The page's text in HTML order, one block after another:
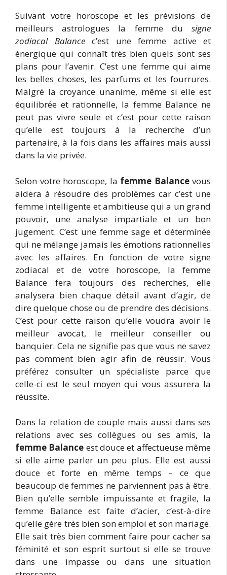
Suivant votre horoscope et les prévisions de
meilleurs astrologues la femme du signe
zodiacal Balancec’est une femme active et
énergique qui connaît très bien quels sont ses
plans pour l’avenir. C’est une femme qui aime
les belles choses, les parfums et les fourrures.
Malgré la croyance unanime, même si elle est
équilibrée et rationnelle, la femme Balance ne
peut pas vivre seule et c’est pour cette raison
qu’elle est toujours à la recherche d’un
partenaire, à la fois dans les affaires mais aussi
dans la vie privée.
Selon votre horoscope, la femme Balancevous
aidera à résoudre des problèmes car c’est une
femme intelligente et ambitieuse qui a un grand
pouvoir, une analyse impartiale et un bon
jugement. C’est une femme sage et déterminée
qui ne mélange jamais les émotions rationnelles
avec les affaires. En fonction de votre signe
zodiacal et de votre horoscope, la femme
Balance fera toujours des recherches, elle
analysera bien chaque détail avant d’agir, de
dire quelque chose ou de prendre des décisions.
C’est pour cette raison qu’elle voudra avoir le
meilleur avocat, le meilleur conseiller ou
banquier. Cela ne signifie pas que vous ne savez
pas comment bien agir afin de réussir. Vous
préférez consulter un spécialiste parce que
celle-ci est le seul moyen qui vous assurera la
réussite.
Dans la relation de couple mais aussi dans ses
relations avec ses collègues ou ses amis, la
femme Balance est douce et affectueuse même
si elle aime parler un peu plus. Elle est aussi
douce et forte en même temps – ce que
beaucoup de femmes ne parviennent pas à être.
Bien qu’elle semble impuissante et fragile, la
femme Balance est faite d’acier, c’est-à-dire
qu’elle gère très bien son emploi et son mariage.
Elle sait très bien comment faire pour cacher sa
féminité et son esprit surtout si elle se trouve
dans une impasse ou dans une situation